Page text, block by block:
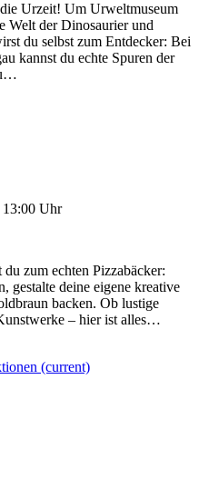
Urzeit! Um Urweltmuseum
Welt der Dinosaurier und
du selbst zum Entdecker: Bei
kannst du echte Spuren der
13:00 Uhr
zum echten Pizzabäcker:
gestalte deine eigene kreative
backen. Ob lustige
– hier ist alles…
(current)